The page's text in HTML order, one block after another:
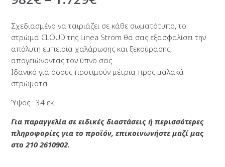
Σχεδιασμένο να ταιριάζει σε κάθε σωματότυπο, το
στρώμα CLOUD της Linea Strom θα σας εξασφαλίσει την
απόλυτη εμπειρία χαλάρωσης και ξεκούρασης,
απογειώνοντας τον ύπνο σας.
Ιδανικό για όσους προτιμούν μέτρια προς μαλακά
στρώματα.
Ύψος : 34 εκ.
Για παραγγελία σε ειδικές διαστάσεις ή περισσότερες
πληροφορίες για το προϊόν, επικοινωνήστε μαζί μας
στο 210 2610902.